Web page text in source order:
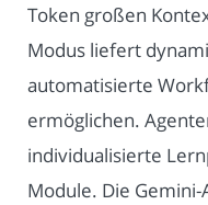
Token großen
Modus liefert
automatisierte
ermöglichen.
individualisierte
Module. Die